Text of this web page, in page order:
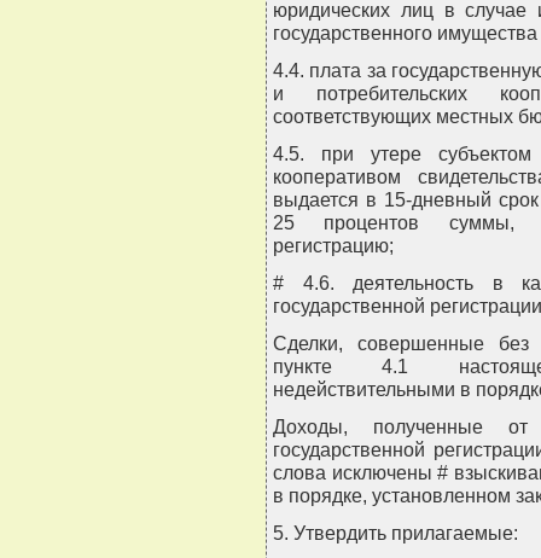
юридических лиц в случае
государственного
4.4. плата за
и потребительских
соответствующих местных
4.5. при утере субъектом
кооперативом
выдается в 15-дневный
25 процентов суммы,
регистрацию;
# 4.6. деятельность в
государственной
Сделки, совершенные без
пункте 4.1
недействительными в
Доходы, полученные от
государственной
слова исключены #
в порядке, установленном
5. Утвердить прилагаемые: